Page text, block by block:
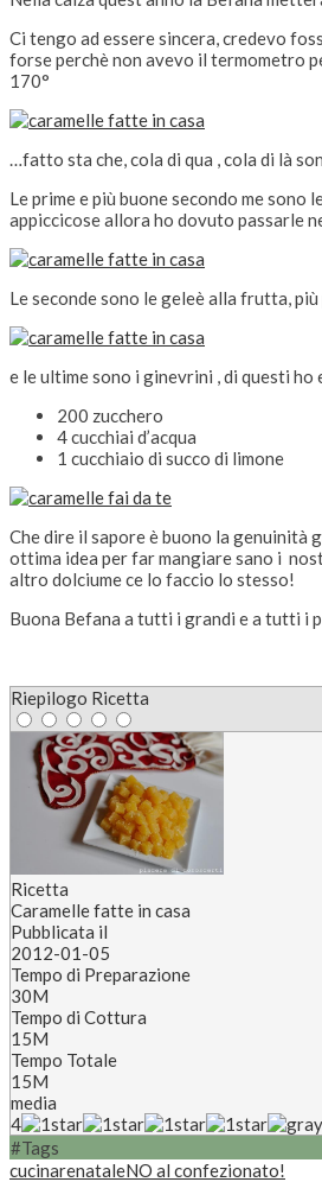
Ci tengo ad essere sincera, credevo
forse perchè non avevo il termometro
170°
…fatto sta che, cola di qua , cola di là
Le prime e più buone secondo me sono
appiccicose allora ho dovuto passarle
Le seconde sono le geleè alla frutta,
e le ultime sono i ginevrini , di questi
200 zucchero
4 cucchiai d’acqua
1 cucchiaio di succo di limone
Che dire il sapore è buono la genuinità
ottima idea per far mangiare sano i
altro dolciume ce lo faccio lo stesso!
Buona Befana a tutti i grandi e a tutti i
Riepilogo Ricetta
Ricetta
Caramelle fatte in casa
Pubblicata il
2012-01-05
Tempo di Preparazione
30M
Tempo di Cottura
15M
Tempo Totale
15M
media
4
#Tags
cucinarenataleNO al confezionato!